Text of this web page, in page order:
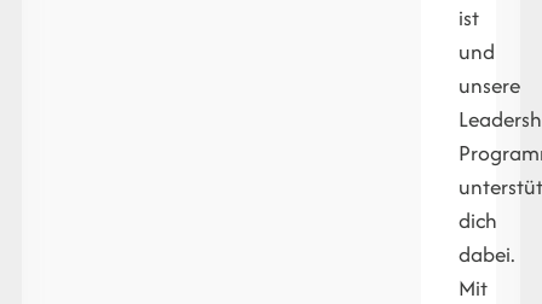
ist
und
unsere
dich
dabei.
Mit